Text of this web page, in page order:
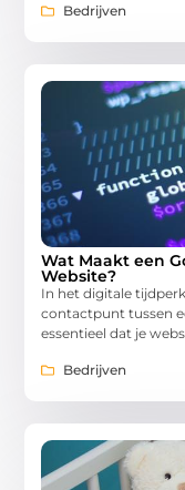
Bedrijven
Wat Maakt een
Website?
In het digitale
contactpunt tussen
essentieel dat je
Bedrijven